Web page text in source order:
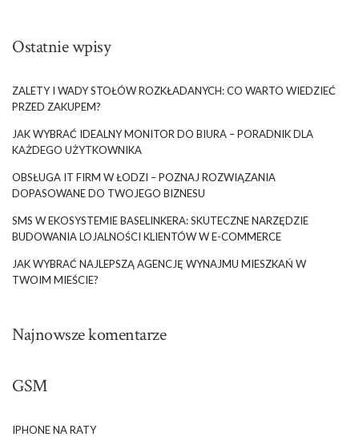
Ostatnie wpisy
ZALETY I WADY STOŁÓW ROZKŁADANYCH: CO WARTO WIEDZIEĆ
PRZED ZAKUPEM?
JAK WYBRAĆ IDEALNY MONITOR DO BIURA – PORADNIK DLA
KAŻDEGO UŻYTKOWNIKA
OBSŁUGA IT FIRM W ŁODZI – POZNAJ ROZWIĄZANIA
DOPASOWANE DO TWOJEGO BIZNESU
SMS W EKOSYSTEMIE BASELINKERA: SKUTECZNE NARZĘDZIE
BUDOWANIA LOJALNOŚCI KLIENTÓW W E-COMMERCE
JAK WYBRAĆ NAJLEPSZĄ AGENCJĘ WYNAJMU MIESZKAŃ W
TWOIM MIEŚCIE?
Najnowsze komentarze
GSM
IPHONE NA RATY